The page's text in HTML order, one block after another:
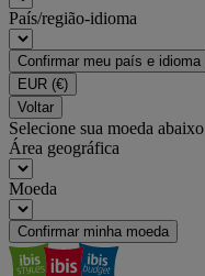
País/região-idioma
Confirmar meu país e idioma
EUR (€)
Voltar
Selecione sua moeda abaixo
Área geográfica
Moeda
Confirmar minha moeda